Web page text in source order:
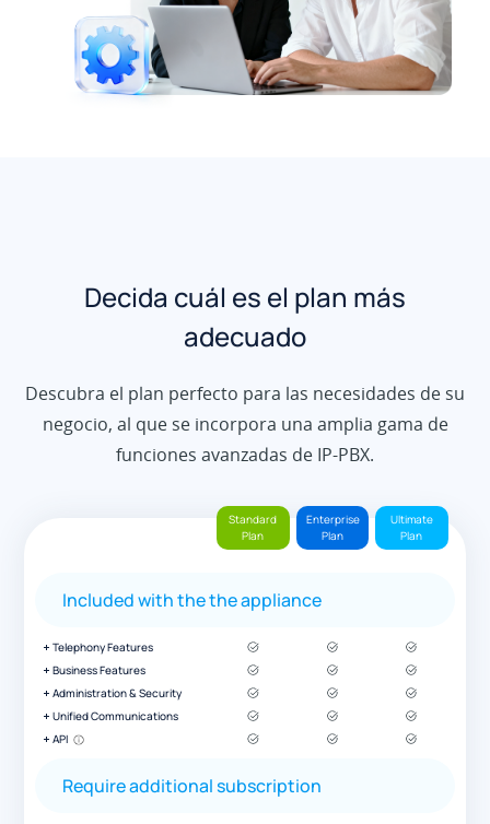
Decida cuál es el plan más
adecuado
Descubra el plan perfecto para las necesidades de su
negocio, al que se incorpora una amplia gama de
funciones avanzadas de IP-PBX.
Standard
Plan
Enterprise
Plan
Ultimate
Plan
Included with the the appliance
Telephony Features
Business Features
Administration & Security
Unified Communications
API
Require additional subscription